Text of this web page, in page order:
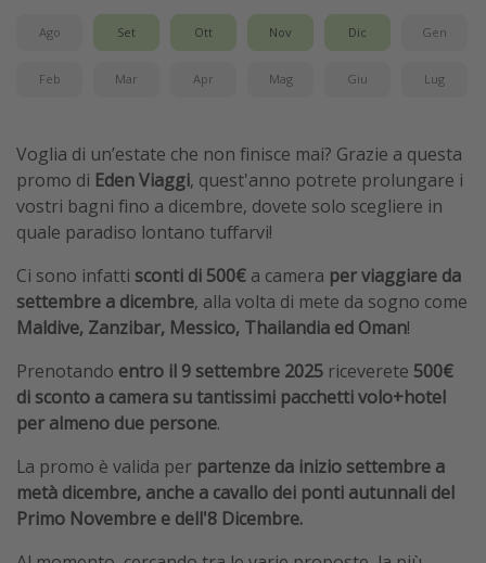
Ago Set Ott Nov Dic Gen
Feb Mar Apr Mag Giu Lug
Voglia di un’estate che non finisce mai? Grazie a questa
promo di Eden Viaggi, quest'anno potrete prolungare i
vostri bagni fino a dicembre, dovete solo scegliere in
quale paradiso lontano tuffarvi!
Ci sono infatti sconti di 500€ a camera per viaggiare da
settembre a dicembre, alla volta di mete da sogno come
Maldive, Zanzibar, Messico, Thailandia ed Oman!
Prenotando entro il 9 settembre 2025 riceverete 500€
di sconto a camera su tantissimi pacchetti volo+hotel
per almeno due persone.
La promo è valida per partenze da inizio settembre a
metà dicembre, anche a cavallo dei ponti autunnali del
Primo Novembre e dell'8 Dicembre.